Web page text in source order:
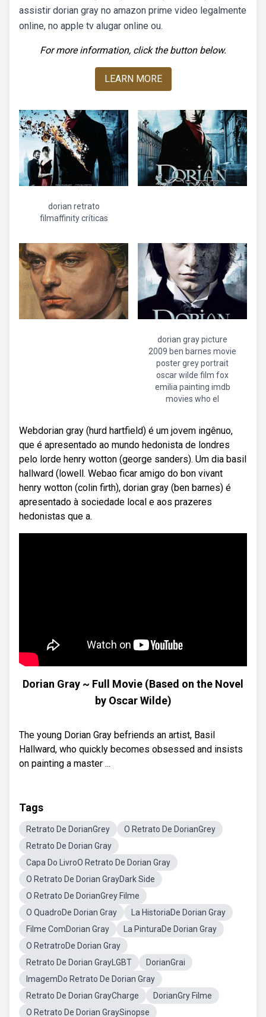
assistir dorian gray no amazon prime video legalmente
online, no apple tv alugar online ou.
For more information, click the button below.
LEARN MORE
dorian retrato
filmaffinity críticas
dorian gray picture
2009 ben barnes movie
poster grey portrait
oscar wilde film fox
emilia painting imdb
movies who el
Webdorian gray (hurd hartfield) é um jovem ingênuo,
que é apresentado ao mundo hedonista de londres
pelo lorde henry wotton (george sanders). Um dia basil
hallward (lowell. Webao ficar amigo do bon vivant
henry wotton (colin firth), dorian gray (ben barnes) é
apresentado à sociedade local e aos prazeres
hedonistas que a.
Dorian Gray ~ Full Movie (Based on the Novel
by Oscar Wilde)
The young Dorian Gray befriends an artist, Basil
Hallward, who quickly becomes obsessed and insists
on painting a master ...
Tags
Retrato De DorianGrey
O Retrato De DorianGrey
Retrato De Dorian Gray
Capa Do LivroO Retrato De Dorian Gray
O Retrato De Dorian GrayDark Side
O Retrato De DorianGrey Filme
O QuadroDe Dorian Gray
La HistoriaDe Dorian Gray
Filme ComDorian Gray
La PinturaDe Dorian Gray
O RetratroDe Dorian Gray
Retrato De Dorian GrayLGBT
DorianGrai
ImagemDo Retrato De Dorian Gray
Retrato De Dorian GrayCharge
DorianGry Filme
O Retrato De Dorian GraySinopse